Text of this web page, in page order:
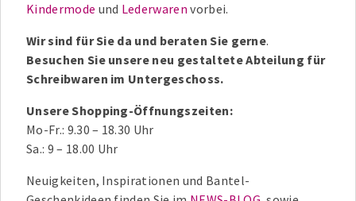
Kindermode und Lederwaren vorbei.
Wir sind für Sie da und beraten Sie gerne.
Besuchen Sie unsere neu gestaltete Abteilung für
Schreibwaren im Untergeschoss.
Unsere Shopping-Öffnungszeiten:
Mo-Fr.: 9.30 – 18.30 Uhr
Sa.: 9 – 18.00 Uhr
Neuigkeiten, Inspirationen und Bantel-